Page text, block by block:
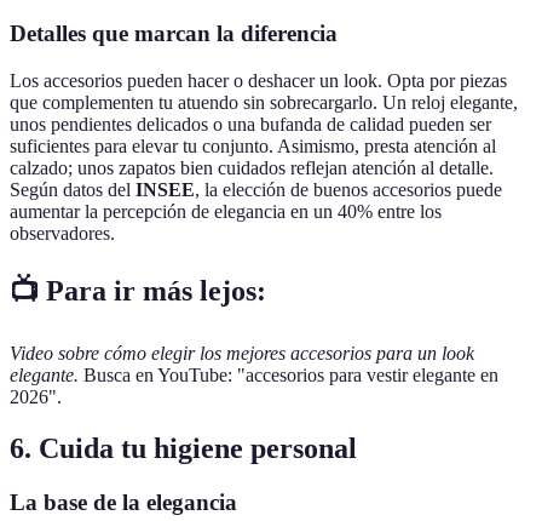
Detalles que marcan la diferencia
Los accesorios pueden hacer o deshacer un look. Opta por piezas
que complementen tu atuendo sin sobrecargarlo. Un reloj elegante,
unos pendientes delicados o una bufanda de calidad pueden ser
suficientes para elevar tu conjunto. Asimismo, presta atención al
calzado; unos zapatos bien cuidados reflejan atención al detalle.
Según datos del INSEE, la elección de buenos accesorios puede
aumentar la percepción de elegancia en un 40% entre los
observadores.
📺 Para ir más lejos:
Video sobre cómo elegir los mejores accesorios para un look
elegante. Busca en YouTube: "accesorios para vestir elegante en
2026".
6. Cuida tu higiene personal
La base de la elegancia